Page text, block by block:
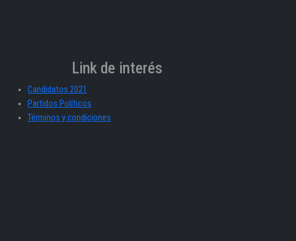
Link de interés
Candidatos 2021
Partidos Políticos
Términos y condiciones